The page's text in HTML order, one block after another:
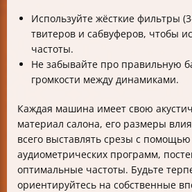
Используйте жёсткие фильтры
твитеров и сабвуферов, чтобы
частоты.
Не забывайте про правильную
громкости между динамиками.
Каждая машина имеет свою
материал салона, его размеры
всего выставлять срезы с
аудиометрических программ,
оптимальные частоты. Будьте
ориентируйтесь на собственные